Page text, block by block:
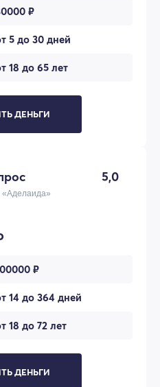
₽
5 до 30 дней
18 до 65 лет
ДЕНЬГИ
5,0
₽
14 до 364 дней
18 до 72 лет
ДЕНЬГИ